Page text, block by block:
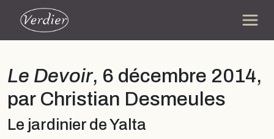
Le Devoir, 6 décembre 2014,
par Christian Desmeules
Le jardinier de Yalta